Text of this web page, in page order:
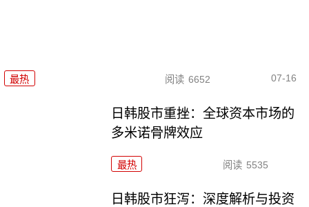
最热 阅读 6652 07-16
日韩股市重挫：全球资本市场的
多米诺骨牌效应
最热 阅读 5535
日韩股市狂泻：深度解析与投资